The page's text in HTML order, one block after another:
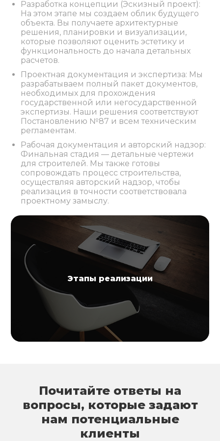
Этапы реализации
Разработка концепции (Эскизный проект):
На этом этапе мы создаем облик будущего
объекта. Вы получаете архитектурные
решения, планировки и визуализации,
которые позволяют оценить эстетику и
функциональность до начала детальных
расчетов.
Проектная документация и экспертиза: Мы
разрабатываем полный пакет документов,
необходимых для прохождения
государственной или негосударственной
экспертизы. Наши решения соответствуют
Постановлению №87 и всем техническим
регламентам.
Рабочая документация и авторский надзор:
Финальная стадия — детальные чертежи
для строителей. Мы также готовы
сопровождать процесс строительства,
осуществляя авторский надзор, чтобы
реализация в точности соответствовала
проектному замыслу.
Почитайте ответы на
вопросы, которые задают
нам потенциальные
клиенты